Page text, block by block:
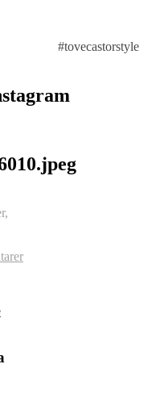
#tovecastorstyle